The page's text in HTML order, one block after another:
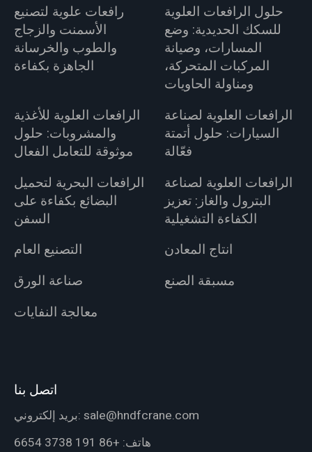
رافعات علوية لتصنيع
الأسمنت والزجاج
والطوب والخرسانة
الجاهزة بكفاءة
حلول الرافعات العلوية
للسكك الحديدية: وضع
المسارات، وصيانة
المركبات المتحركة،
ومناولة الحاويات
الرافعات العلوية للأغذية
والمشروبات: حلول
موثوقة للتعامل الفعال
الرافعات العلوية لصناعة
السيارات: حلول أتمتة
فعّالة
الرافعات البحرية لتحميل
البضائع بكفاءة على
السفن
الرافعات العلوية لصناعة
البترول والغاز: تعزيز
الكفاءة التشغيلية
التصنيع العام
انتاج المعادن
صناعة الورق
مسبقة الصنع
معالجة النفايات
اتصل بنا
بريد إلكتروني: sale@hndfcrane.com
هاتف: +86 191 3738 6654